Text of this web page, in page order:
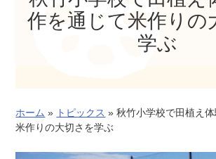
作を通じて米作りの
学ぶ
ホーム » トピックス » 秋竹小学校で田植え
米作りの大切さを学ぶ